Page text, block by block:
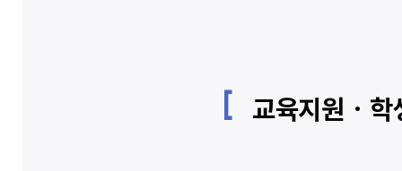
교육지원 ·